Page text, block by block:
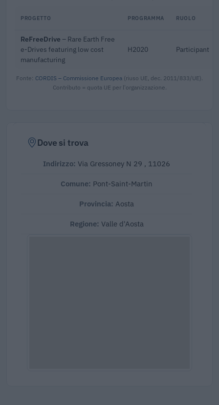
PROGETTO PROGRAMMA RUOLO
ReFreeDrive – Rare Earth Free
e-Drives featuring low cost
manufacturing
H2020 Participant
Fonte: CORDIS – Commissione Europea (riuso UE, dec. 2011/833/UE).
Contributo = quota UE per l'organizzazione.
Dove si trova
Indirizzo: Via Gressoney N 29 , 11026
Comune: Pont-Saint-Martin
Provincia: Aosta
Regione: Valle d'Aosta